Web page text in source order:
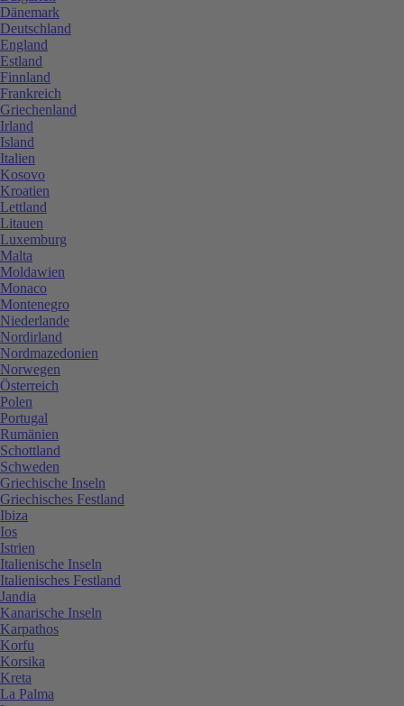
Dänemark
Deutschland
England
Estland
Finnland
Frankreich
Griechenland
Irland
Island
Italien
Kosovo
Kroatien
Lettland
Litauen
Luxemburg
Malta
Moldawien
Monaco
Montenegro
Niederlande
Nordirland
Nordmazedonien
Norwegen
Österreich
Polen
Portugal
Rumänien
Schottland
Schweden
Griechische Inseln
Griechisches Festland
Ibiza
Ios
Istrien
Italienische Inseln
Italienisches Festland
Jandia
Kanarische Inseln
Karpathos
Korfu
Korsika
Kreta
La Palma